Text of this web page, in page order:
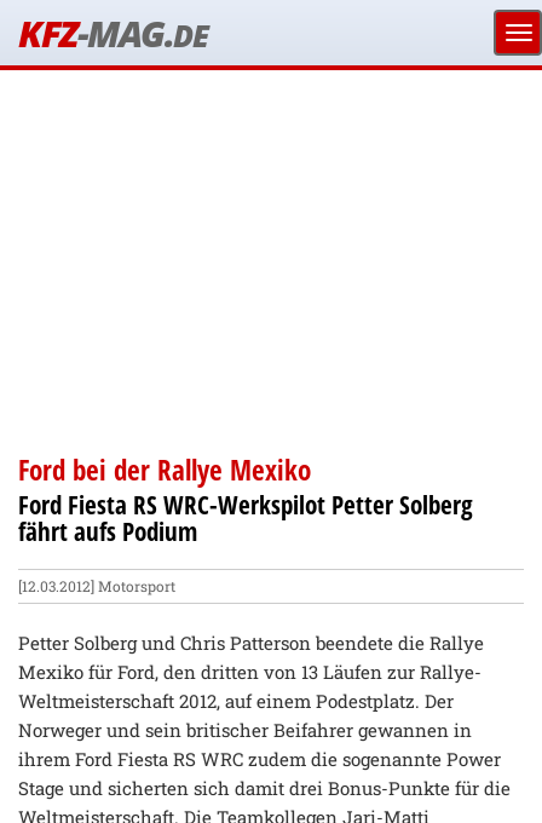
KFZ-MAG.DE
Ford bei der Rallye Mexiko
Ford Fiesta RS WRC-Werkspilot Petter Solberg
fährt aufs Podium
[12.03.2012]Motorsport
Petter Solberg und Chris Patterson beendete die Rallye
Mexiko für Ford, den dritten von 13 Läufen zur Rallye-
Weltmeisterschaft 2012, auf einem Podestplatz. Der
Norweger und sein britischer Beifahrer gewannen in
ihrem Ford Fiesta RS WRC zudem die sogenannte Power
Stage und sicherten sich damit drei Bonus-Punkte für die
Weltmeisterschaft. Die Teamkollegen Jari-Matti